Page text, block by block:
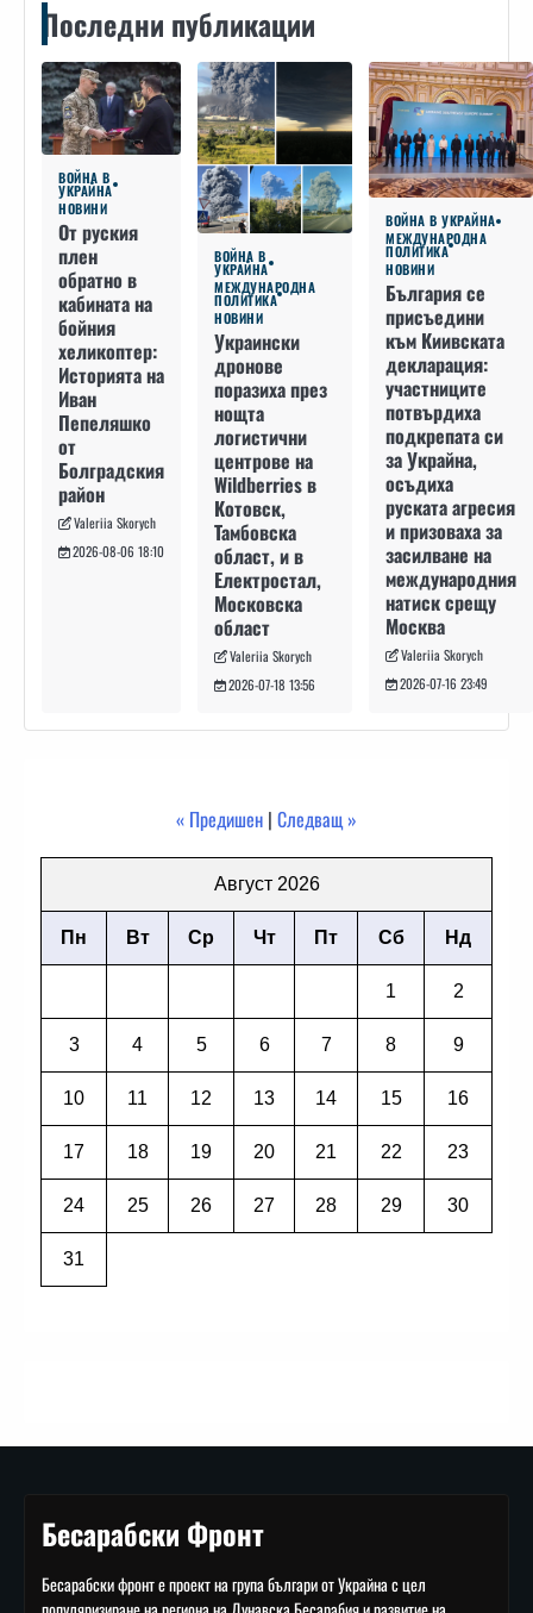
Последни публикации
ВОЙНА В
УКРАЙНА
НОВИНИ
От руския
плен
обратно в
кабината на
бойния
хеликоптер:
Историята на
Иван
Пепеляшко
от
Болградския
район
Valeriia Skorych
2026-08-06 18:10
ВОЙНА В
УКРАЙНА
МЕЖДУНАРОДНА
ПОЛИТИКА
НОВИНИ
Украински
дронове
поразиха през
нощта
логистични
центрове на
Wildberries в
Котовск,
Тамбовска
област, и в
Електростал,
Московска
област
Valeriia Skorych
2026-07-18 13:56
ВОЙНА В УКРАЙНА
МЕЖДУНАРОДНА
ПОЛИТИКА
НОВИНИ
България се
присъедини
към Киивската
декларация:
участниците
потвърдиха
подкрепата си
за Украйна,
осъдиха
руската агресия
и призоваха за
засилване на
международния
натиск срещу
Москва
Valeriia Skorych
2026-07-16 23:49
« Предишен | Следващ »
Август 2026
Пн Вт Ср Чт Пт Сб Нд
1 2
3 4 5 6 7 8 9
10 11 12 13 14 15 16
17 18 19 20 21 22 23
24 25 26 27 28 29 30
31
Бесарабски Фронт
Бесарабски фронт е проект на група българи от Украйна с цел